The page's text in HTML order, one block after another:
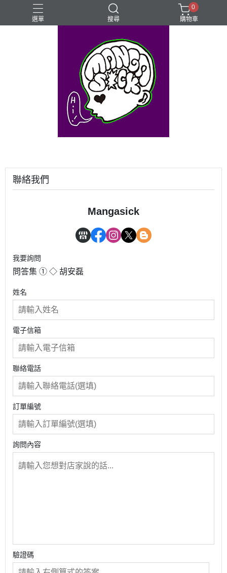
選單 搜尋
⊰⊱꧁LGBTQIA꧂⊰⊱
Mangasick Love
Mangasick出版！(੭•̀ᴗ•̀)
動物 實驗
0
購物車
聯絡我們
Mangasick
我要詢問
問答集 ① ◇ 胡安磊
姓名
電子信箱
聯絡電話
訂單編號
詢問內容
驗證碼